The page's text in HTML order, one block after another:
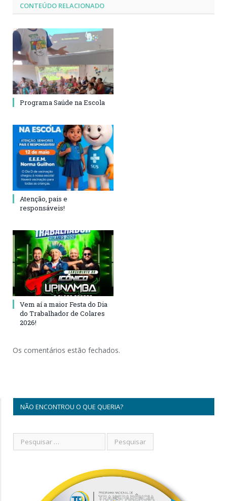
CONTEÚDO RELACIONADO
Programa Saúde na Escola
Atenção, pais e
responsáveis!
Vem aí a maior Festa do Dia
do Trabalhador de Colares
2026!
Os comentários estão fechados.
NÃO ENCONTROU O QUE QUERIA?